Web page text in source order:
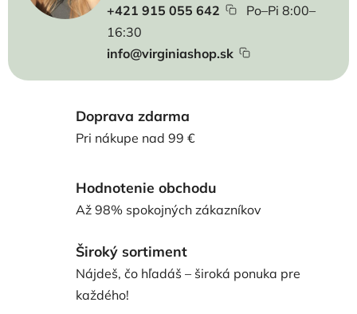
+421 915 055 642
Po–Pi 8:00–
16:30
info@virginiashop.sk
Doprava zdarma
Pri nákupe nad 99 €
Hodnotenie obchodu
Až 98% spokojných zákazníkov
Široký sortiment
Nájdeš, čo hľadáš – široká ponuka pre
každého!